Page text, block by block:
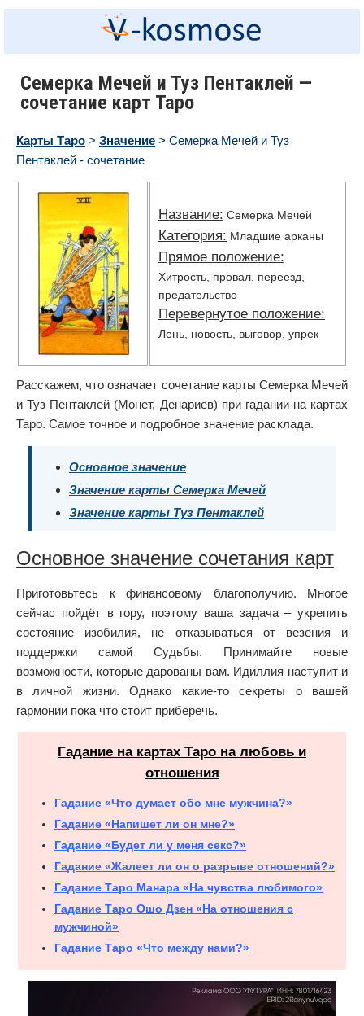
Семерка Мечей и Туз Пентаклей —
сочетание карт Таро
Карты Таро > Значение > Семерка Мечей и Туз
Пентаклей - сочетание
Название: Семерка Мечей
Категория: Младшие арканы
Прямое положение:
Хитрость, провал, переезд,
предательство
Перевернутое положение:
Лень, новость, выговор, упрек
Расскажем, что означает сочетание карты Семерка Мечей
и Туз Пентаклей (Монет, Денариев) при гадании на картах
Таро. Самое точное и подробное значение расклада.
Основное значение
Значение карты Семерка Мечей
Значение карты Туз Пентаклей
Основное значение сочетания карт
Приготовьтесь к финансовому благополучию. Многое
сейчас пойдёт в гору, поэтому ваша задача – укрепить
состояние изобилия, не отказываться от везения и
поддержки самой Судьбы. Принимайте новые
возможности, которые дарованы вам. Идиллия наступит и
в личной жизни. Однако какие-то секреты о вашей
гармонии пока что стоит приберечь.
Гадание на картах Таро на любовь и
отношения
Гадание «Что думает обо мне мужчина?»
Гадание «Напишет ли он мне?»
Гадание «Будет ли у меня секс?»
Гадание «Жалеет ли он о разрыве отношений?»
Гадание Таро Манара «На чувства любимого»
Гадание Таро Ошо Дзен «На отношения с
мужчиной»
Гадание Таро «Что между нами?»